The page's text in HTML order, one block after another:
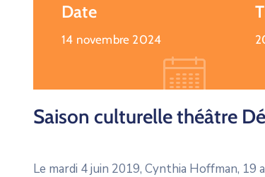
Date
14 novembre 2024
Saison culturelle théâtre
Le mardi 4 juin 2019, Cynthia Hoffman,